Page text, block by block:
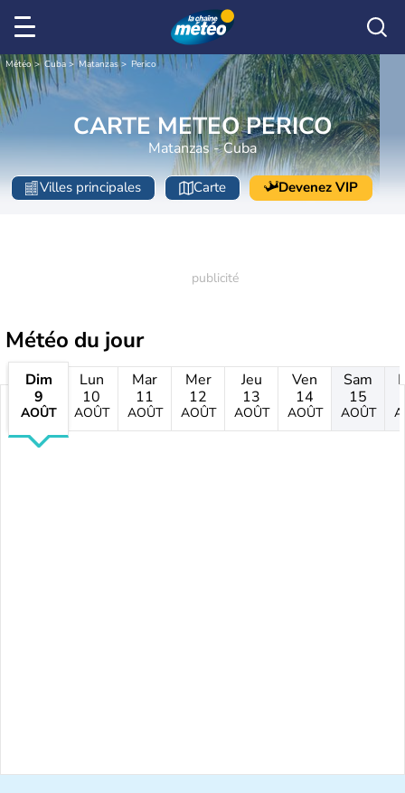
Météo Cuba Matanzas Perico
CARTE METEO PERICO
Matanzas - Cuba
Villes principales Carte Devenez VIP
Météo du jour
Dim
9
AOÛT
Lun
10
AOÛT
Mar
11
AOÛT
Mer
12
AOÛT
Jeu
13
AOÛT
Ven
14
AOÛT
Sam
15
AOÛT